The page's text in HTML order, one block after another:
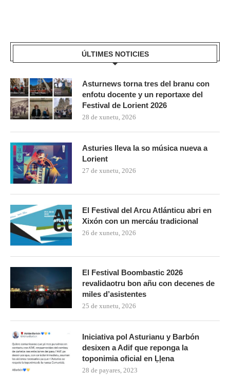
ÚLTIMES NOTICIES
Asturnews torna tres del branu con
enfotu docente y un reportaxe del
Festival de Lorient 2026
28 de xunetu, 2026
Asturies lleva la so música nueva a
Lorient
27 de xunetu, 2026
El Festival del Arcu Atlánticu abri en
Xixón con un mercáu tradicional
26 de xunetu, 2026
El Festival Boombastic 2026
revalidaotru bon añu con decenes de
miles d’asistentes
25 de xunetu, 2026
Iniciativa pol Asturianu y Barbón
desixen a Adif que reponga la
toponimia oficial en Ḷḷena
28 de payares, 2023